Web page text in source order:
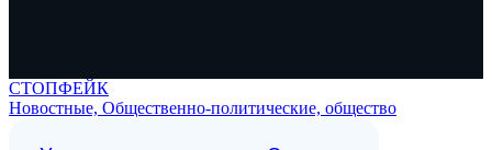
СТОПФЕЙК
Новостные, Общественно-политические, общество